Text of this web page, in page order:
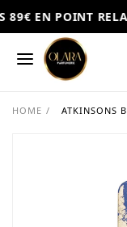
EN POINT
HOME / ATKINSONS